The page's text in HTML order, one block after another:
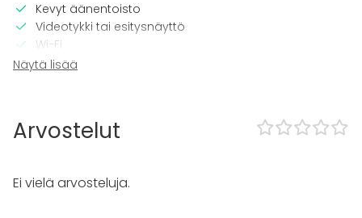
Kevyt äänentoisto
Videotykki tai esitysnäyttö
Wi-Fi
Pro äänilaitteisto
Terassi
Hansel-sopimus
Näytä lisää
Arvostelut
Ei vielä arvosteluja.